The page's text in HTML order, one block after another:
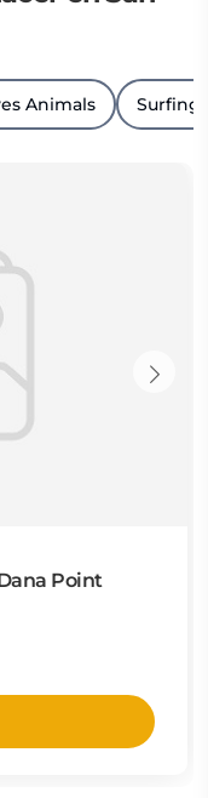
Animals Surfing
Point